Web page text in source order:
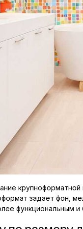
крупноформатной
задает фон,
функциональным